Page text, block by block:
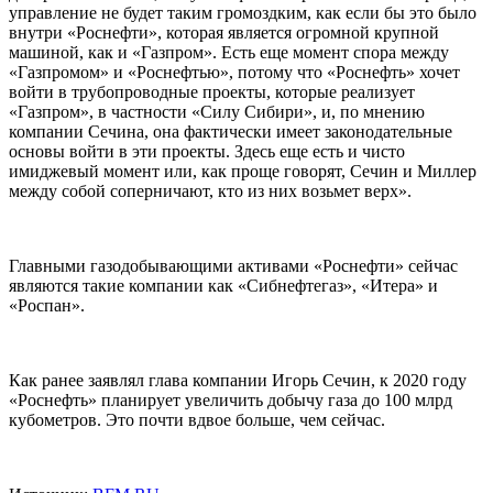
управление не будет таким громоздким, как если бы это было
внутри «Роснефти», которая является огромной крупной
машиной, как и «Газпром». Есть еще момент спора между
«Газпромом» и «Роснефтью», потому что «Роснефть» хочет
войти в трубопроводные проекты, которые реализует
«Газпром», в частности «Силу Сибири», и, по мнению
компании Сечина, она фактически имеет законодательные
основы войти в эти проекты. Здесь еще есть и чисто
имиджевый момент или, как проще говорят, Сечин и Миллер
между собой соперничают, кто из них возьмет верх».
Главными газодобывающими активами «Роснефти» сейчас
являются такие компании как «Сибнефтегаз», «Итера» и
«Роспан».
Как ранее заявлял глава компании Игорь Сечин, к 2020 году
«Роснефть» планирует увеличить добычу газа до 100 млрд
кубометров. Это почти вдвое больше, чем сейчас.